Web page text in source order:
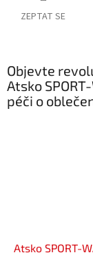
ZEPTAT SE
Objevte
Atsko
péči o
Atsko SPORT-